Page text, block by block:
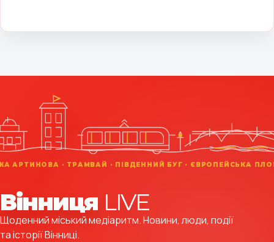
Вінниця LIVE
Щоденний міський медіаритм. Новини, люди, події
та історії Вінниці.